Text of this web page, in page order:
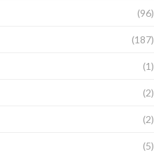
(96)
(187)
(1)
(2)
(2)
(5)